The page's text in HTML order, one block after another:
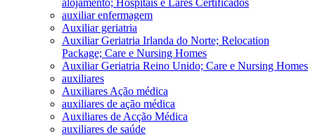
auxiliar enfermagem
Auxiliar geriatria
Auxiliar Geriatria Irlanda do Norte; Relocation
Package; Care e Nursing Homes
Auxiliar Geriatria Reino Unido; Care e Nursing Homes
auxiliares
Auxiliares Ação médica
auxiliares de ação médica
Auxiliares de Acção Médica
auxiliares de saúde